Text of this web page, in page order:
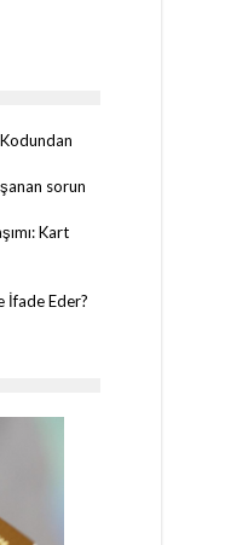
sorun
Kart
İfade Eder?